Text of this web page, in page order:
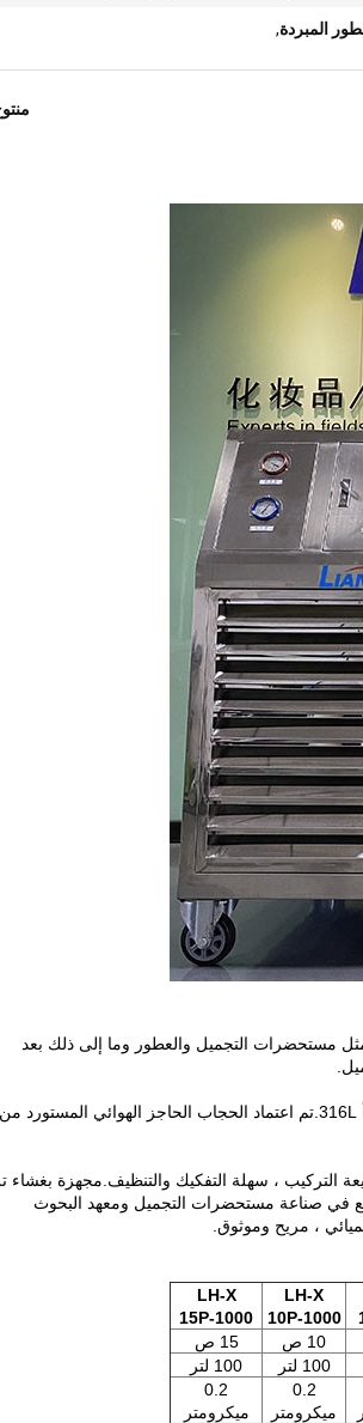
المبردة,
مستحضرات التجميل والعطور وما إلى ذلك بعد
المنتج مصنوع من الفولاذ المقاوم للصدأ SUS304 عالي الجودة أو الفولاذ المقاوم للصدأ 316L.تم اعتماد الحجاب الحاجز الهوائي المستورد من
التركيب ، سهلة التفكيك والتنظيف.مجهزة بغشاء
في صناعة مستحضرات التجميل ومعهد البحوث
، مريح وموثوق.
LH-X
10P-1000
LH-X
15P-1000
10 ص
15 ص
100 لتر
100 لتر
0.2
ميكرومتر
0.2
ميكرومتر